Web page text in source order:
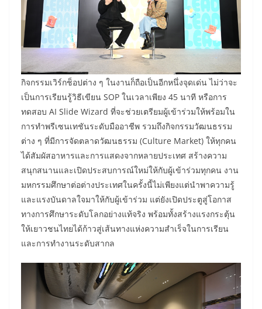
กิจกรรมเวิร์กช็อปต่าง ๆ ในงานก็ถือเป็นอีกหนึ่งจุดเด่น ไม่ว่าจะ
เป็นการเรียนรู้วิธีเขียน SOP ในเวลาเพียง 45 นาที หรือการ
ทดสอบ AI Slide Wizard ที่จะช่วยเตรียมผู้เข้าร่วมให้พร้อมใน
การทำพรีเซนเทชันระดับมืออาชีพ รวมถึงกิจกรรมวัฒนธรรม
ต่าง ๆ ที่มีการจัดตลาดวัฒนธรรม (Culture Market) ให้ทุกคน
ได้สัมผัสอาหารและการแสดงจากหลายประเทศ สร้างความ
สนุกสนานและเปิดประสบการณ์ใหม่ให้กับผู้เข้าร่วมทุกคน งาน
มหกรรมศึกษาต่อต่างประเทศในครั้งนี้ไม่เพียงแต่นำพาความรู้
และแรงบันดาลใจมาให้กับผู้เข้าร่วม แต่ยังเปิดประตูสู่โอกาส
ทางการศึกษาระดับโลกอย่างแท้จริง พร้อมทั้งสร้างแรงกระตุ้น
ให้เยาวชนไทยได้ก้าวสู่เส้นทางแห่งความสำเร็จในการเรียน
และการทำงานระดับสากล